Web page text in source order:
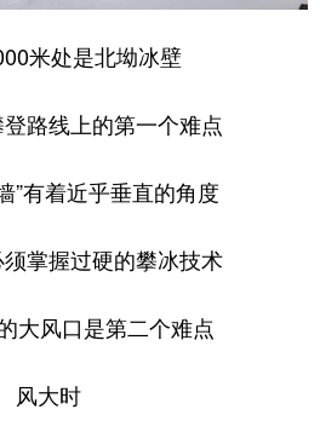
米处是北坳冰壁
路线上的第一个难点
”有着近乎垂直的角度
掌握过硬的攀冰技术
大风口是第二个难点
风大时